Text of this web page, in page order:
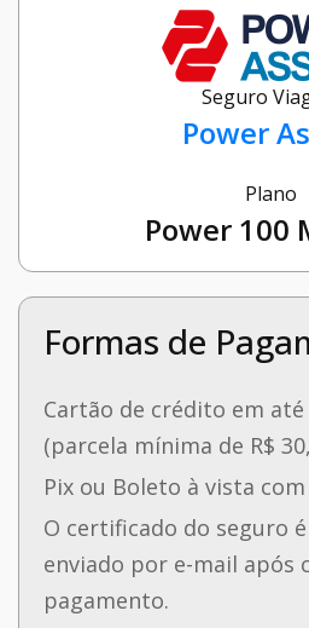
Seguro
Power
Plano
Power 100
Formas de
Cartão de crédito em
(parcela mínima de R$
Pix ou Boleto à vista
O certificado do seguro
enviado por e-mail após
pagamento.